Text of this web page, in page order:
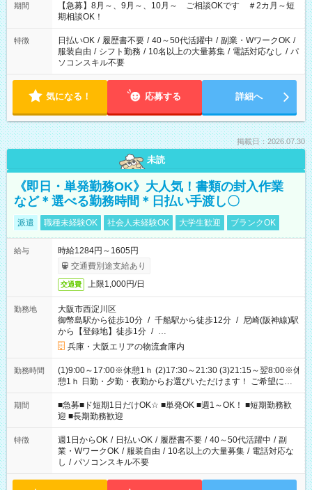
期間
【急募】8月～、9月～、10月～ ご相談OKです ＃2カ月～短
期相談OK！
特徴 日払いOK / 履歴書不要 / 40～50代活躍中 / 副業・WワークOK /
服装自由 / シフト勤務 / 10名以上の大量募集 / 電話対応なし / パ
ソコンスキル不要
気になる！ 応募する 詳細へ
掲載日：2026.07.30
未読
《即日・単発勤務OK》大人気！書類の封入作業
など＊選べる勤務時間＊日払い手渡し〇
派遣 職種未経験OK 社会人未経験OK 大学生歓迎 ブランクOK
給与
時給1284円～1605円
交通費別途支給あり
交通費 上限1,000円/日
勤務地
大阪市西淀川区
御幣島駅から徒歩10分 / 千船駅から徒歩12分 / 尼崎(阪神線)駅
から【登録地】徒歩1分 / …
兵庫・大阪エリアの物流倉庫内
勤務時間
(1)9:00～17:00※休憩1ｈ (2)17:30～21:30 (3)21:15～翌8:00※休
憩1ｈ 日勤・夕勤・夜勤からお選びいただけます！ ご希望に合
わせて働けるお仕事です(*^^*) 【その他選べる勤務時間】 8-17
時/9-17時/9-18時/10-18時/11-21時/18-22時/20-翌4時/21-翌5
時/22-翌6時/0-翌8時 ご自身のご都合で選んで頂ける完全自由シ
フト！
期間
■急募■ド短期1日だけOK☆ ■単発OK ■週1～OK！ ■短期勤務歓
迎 ■長期勤務歓迎
特徴 週1日からOK / 日払いOK / 履歴書不要 / 40～50代活躍中 / 副
業・WワークOK / 服装自由 / 10名以上の大量募集 / 電話対応な
し / パソコンスキル不要